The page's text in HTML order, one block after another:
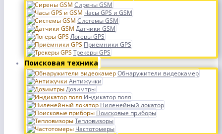
Сирены GSM
Часы GPS и GSM
Системы GSM
Датчики GSM
Логеры GPS
Приёмники GPS
Трекеры GPS
Поисковая техника
Обнаружители видеокамер
Антижучки
Дозимтры
Индикатор поля
Ниленейный локатор
Поисковые приборы
Тепловизоры
Частотомеры